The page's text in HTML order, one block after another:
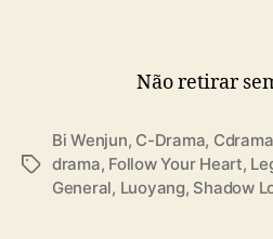
Não retirar
T
Bi Wenjun, C-Drama, Cdrama
drama, Follow Your Heart,
General, Luoyang, Shadow